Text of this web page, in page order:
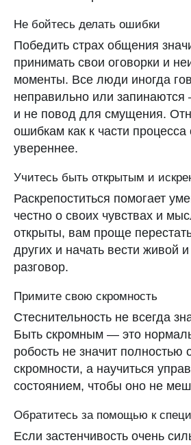
Не бойтесь делать ошибки
Победить страх общения
принимать свои оговорки и
моменты. Все люди иногда
неправильно или
и не повод для смущения.
ошибкам как к части процесса
увереннее.
Учитесь быть открытым и
Раскрепоститься помогает
честно о своих чувствах и
открыты, вам проще
других и начать вести живой
разговор.
Примите свою скромность
Стеснительность не всегда
Быть скромным — это
робость не значит полностью
скромности, а научиться
состоянием, чтобы оно не
Обратитесь за помощью к
Если застенчивость очень
СКАЧАТЬ
Бесплатный календарь месячных с
прогнозами, ежедневным контентом,
подробной аналитикой и возможностью
делиться циклом с близкими